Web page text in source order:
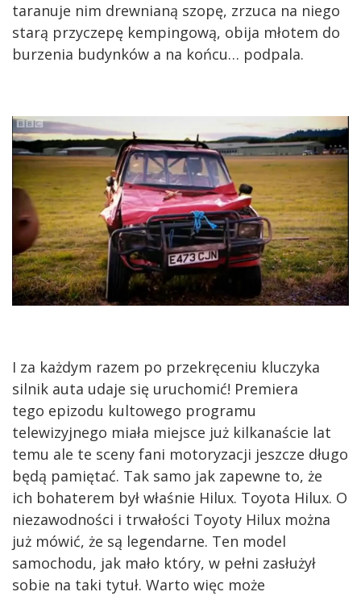
taranuje nim drewnianą szopę, zrzuca na niego
starą przyczepę kempingową, obija młotem do
burzenia budynków a na końcu… podpala.
I za każdym razem po przekręceniu kluczyka
silnik auta udaje się uruchomić! Premiera
tego epizodu kultowego programu
telewizyjnego miała miejsce już kilkanaście lat
temu ale te sceny fani motoryzacji jeszcze długo
będą pamiętać. Tak samo jak zapewne to, że
ich bohaterem był właśnie Hilux. Toyota Hilux. O
niezawodności i trwałości Toyoty Hilux można
już mówić, że są legendarne. Ten model
samochodu, jak mało który, w pełni zasłużył
sobie na taki tytuł. Warto więc może